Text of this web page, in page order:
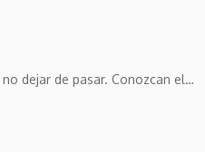
dejar de pasar. Conozcan el…